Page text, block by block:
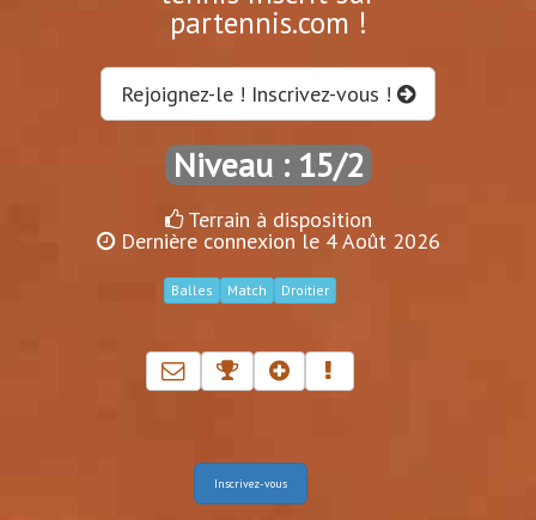
partennis.com !
Rejoignez-le ! Inscrivez-vous !
Niveau : 15/2
Terrain à disposition
Dernière connexion le 4 Août 2026
Balles Match Droitier
Inscrivez-vous